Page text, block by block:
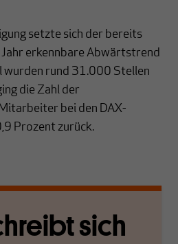
setzte sich der bereits
erkennbare Abwärtstrend
rund 31.000 Stellen
die Zahl der
bei den DAX-
Prozent zurück.
sich